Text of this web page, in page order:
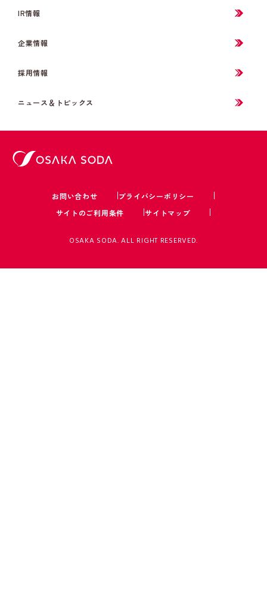
IR情報
企業情報
採用情報
ニュース＆トピックス
お問い合わせ
プライバシーポリシー
サイトのご利用条件
サイトマップ
OSAKA SODA. ALL RIGHT RESERVED.